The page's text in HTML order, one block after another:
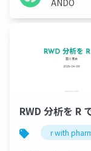
ANDO
RWD 分析を R
r with